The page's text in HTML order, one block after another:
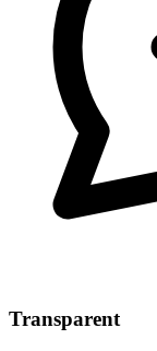
Transparent